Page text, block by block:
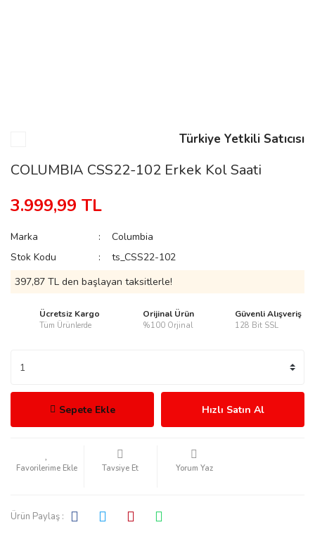
Türkiye Yetkili Satıcısı
COLUMBIA CSS22-102 Erkek Kol Saati
3.999,99 TL
Marka
Columbia
Stok Kodu
ts_CSS22-102
397,87 TL den başlayan taksitlerle!
Ücretsiz Kargo
Tüm Ürünlerde
Orijinal Ürün
%100 Orjinal
Güvenli Alışveriş
128 Bit SSL
Sepete Ekle Hızlı Satın Al
Tavsiye Et Yorum Yaz
Ürün Paylaş :